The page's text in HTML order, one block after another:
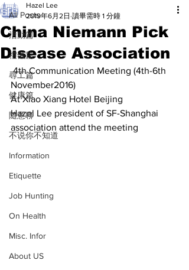
All Posts
活動篇
禮儀篇
尋工篇
健康篇
随意聊
不说你不知道
Information
Etiquette
Job Hunting
On Health
Misc. Infor
About US
China Niemann Pick
Disease Association
Hazel Lee
2019年6月2日 讀畢需時 1 分鐘
4th Communication Meeting (4th-6th
November2016)
At Xiao Xiang Hotel Beijing
Hazel Lee president of SF-Shanghai
association attend the meeting